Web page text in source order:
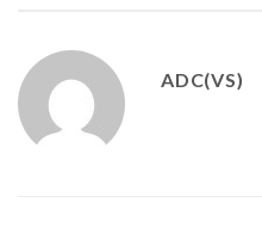
ADC(VS)